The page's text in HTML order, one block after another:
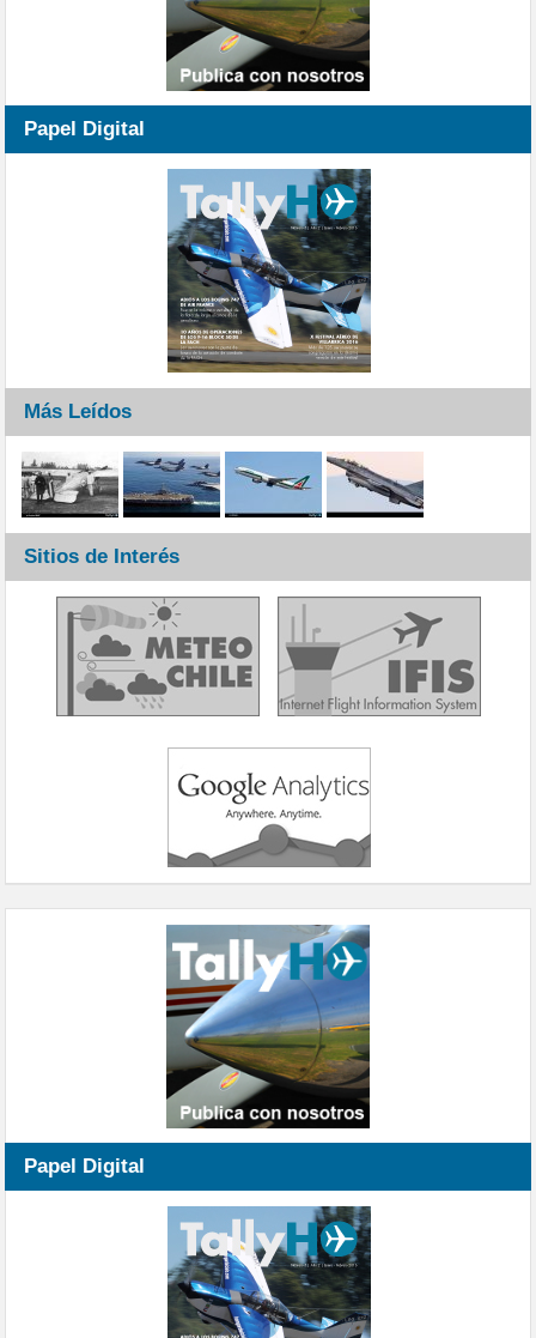
Papel Digital
Más Leídos
Sitios de Interés
Papel Digital